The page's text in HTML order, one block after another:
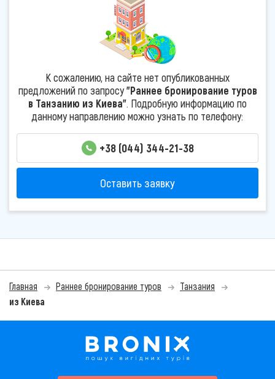
К сожалению, на сайте нет опубликованных
предложений по запросу"Раннее бронирование туров
в Танзанию из Киева". Подробную информацию по
данному направлению можно узнать по телефону:
+38 (044) 344-21-38
Оставить заявку
Главная Раннее бронирование туров
Танзания
из Киева